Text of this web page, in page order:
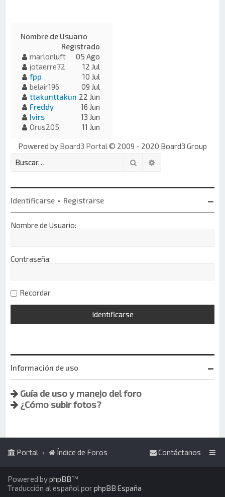
Nombre de Usuario
Registrado
marlonluft
05 Ago
jotaerre72
12 Jul
fpp
10 Jul
belair196
09 Jul
ttakunttakun 22 Jun
Freddy
16 Jun
Ivirs
13 Jun
Orus205
11 Jun
Powered by Board3 Portal © 2009 - 2020 Board3 Group
Buscar
Identificarse • Registrarse
Nombre de Usuario:
Contraseña:
Recordar
Información de uso
Guía de uso y manejo del foro
¿Cómo subir fotos?
Portal Índice de Foros Contáctanos
Powered byphpBB™
Traducción al español porphpBB España